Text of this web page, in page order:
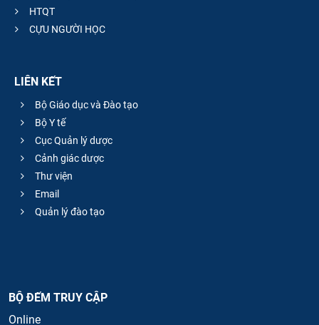
HTQT
CỰU NGƯỜI HỌC
LIÊN KẾT
Bộ Giáo dục và Đào tạo
Bộ Y tế
Cục Quản lý dược
Cảnh giác dược
Thư viện
Email
Quản lý đào tạo
BỘ ĐẾM TRUY CẬP
Online